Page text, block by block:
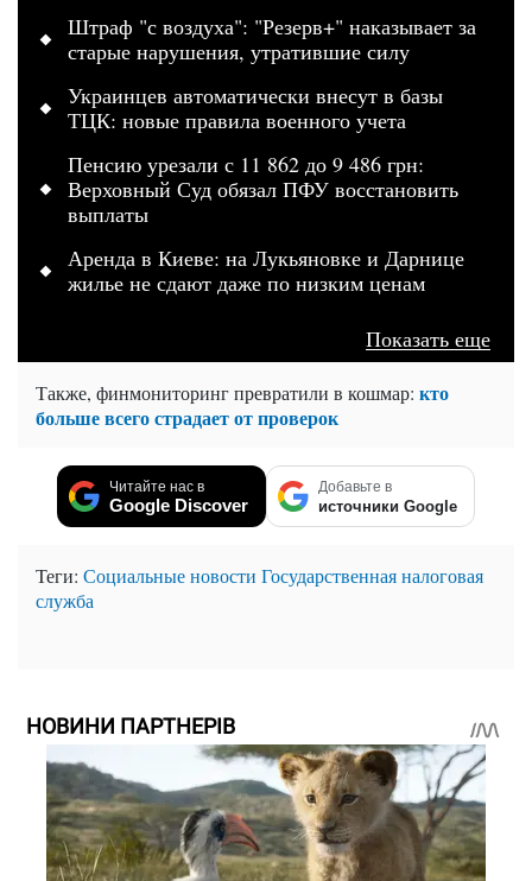
Штраф "с воздуха": "Резерв+" наказывает за
старые нарушения, утратившие силу
Украинцев автоматически внесут в базы
ТЦК: новые правила военного учета
Пенсию урезали с 11 862 до 9 486 грн:
Верховный Суд обязал ПФУ восстановить
выплаты
Аренда в Киеве: на Лукьяновке и Дарнице
жилье не сдают даже по низким ценам
Показать еще
Также, финмониторинг превратили в кошмар: кто
больше всего страдает от проверок
Читайте нас в
Google Discover
Добавьте в
источники Google
Теги: Социальные новости Государственная налоговая
служба
НОВИНИ ПАРТНЕРІВ